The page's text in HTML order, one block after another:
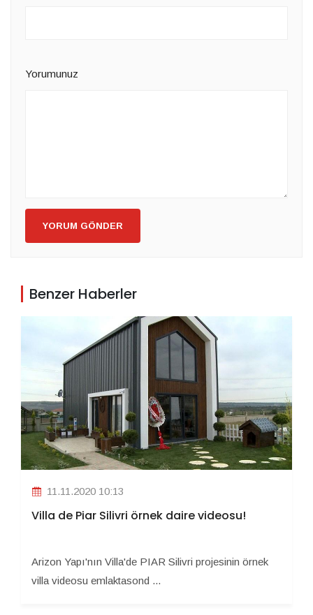
Yorumunuz
YORUM GÖNDER
Benzer Haberler
11.11.2020 10:13
Villa de Piar Silivri örnek daire videosu!
Arizon Yapı'nın Villa'de PIAR Silivri projesinin örnek
villa videosu emlaktasond ...